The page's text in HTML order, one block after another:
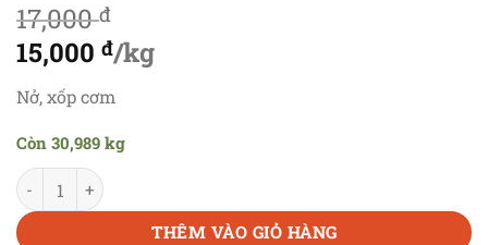
17,000đ
Giá
gốc
17,000 đ.
15,000 đ/kg
Giá
hiện
tại
là:
15,000 đ.
Nở, xốp cơm
Còn 30,989 kg
GẠO 108 số lượng
THÊM VÀO GIỎ HÀNG